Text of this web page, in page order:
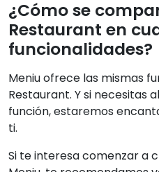
¿Cómo se
Restaurant en
funcionalidades?
Meniu ofrece las mismas
Restaurant. Y si necesitas
función, estaremos
ti.
Si te interesa comenzar a